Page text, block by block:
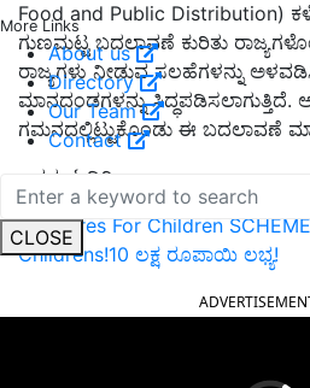
More Links
About us
Directory
Our Team
Contact
CLOSE
Food and Public Distribution)
ಗುಣಮಟ್ಟ ಬದಲಾವಣೆ ಕುರಿತು
ರಾಜ್ಯಗಳು ನೀಡುವ ಸಲಹೆಗಳನ್ನು
ಮಾನದಂಡಗಳನ್ನು ಸಿದ್ಧಪಡಿಸಲಾಗುತ್ತಿದೆ.
ಗಮನದಲ್ಲಿಟ್ಟುಕೊಂಡು ಈ ಬದಲಾವಣೆ
ಇದನ್ನು ಓದಿರಿ:
PM Cares For Children
Childrens!10 ಲಕ್ಷ ರೂಪಾಯಿ ಲಭ್ಯ!